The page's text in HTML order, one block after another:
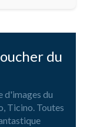
du
d'images du
Ticino. Toutes